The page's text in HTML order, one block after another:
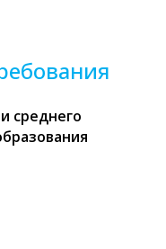
среднего